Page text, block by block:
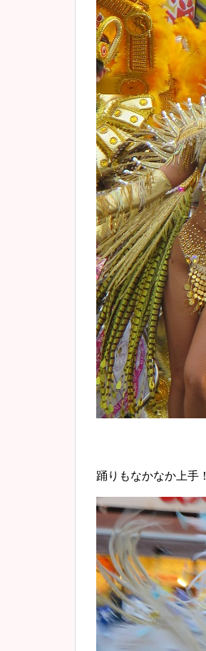
踊りもなかなか上手！